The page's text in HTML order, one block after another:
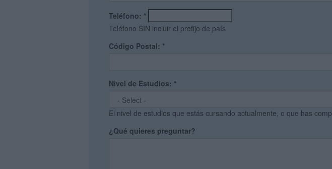
Teléfono: *
Teléfono SIN incluir el prefijo de país
Código Postal: *
Nivel de Estudios: *
El nivel de estudios que estás cursando actualmente, o que has
¿Qué quieres preguntar?